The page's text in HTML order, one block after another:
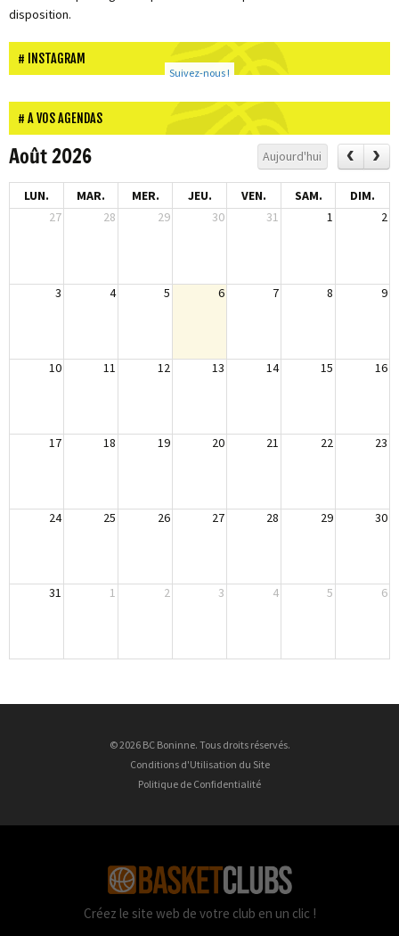
disposition.
INSTAGRAM
Suivez-nous !
A VOS AGENDAS
Août 2026 Aujourd'hui
LUN. MAR. MER. JEU. VEN. SAM.
DIM.
27
28 29 30 31 1 2
3 4 5 6 7 8 9
10 11 12 13 14 15 16
17 18 19 20 21 22 23
24 25 26 27 28 29 30
31 1 2 3 4 5 6
© 2026 BC Boninne. Tous droits réservés.
Conditions d'Utilisation du Site
Politique de Confidentialité
Créez le site web de votre club en un clic !